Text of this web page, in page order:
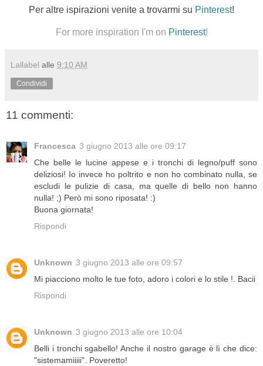
Per altre ispirazioni venite a trovarmi su Pinterest!
For more inspiration I'm on Pinterest!
Lallabel alle 9:10 AM
Condividi
11 commenti:
Francesca 3 giugno 2013 alle ore 09:17
Che belle le lucine appese e i tronchi di legno/puff sono
deliziosi! Io invece ho poltrito e non ho combinato nulla, se
escludi le pulizie di casa, ma quelle di bello non hanno
nulla! ;) Però mi sono riposata! :)
Buona giornata!
Rispondi
Unknown 3 giugno 2013 alle ore 09:57
Mi piacciono molto le tue foto, adoro i colori e lo stile !. Bacii
Rispondi
Unknown 3 giugno 2013 alle ore 10:04
Belli i tronchi sgabello! Anche il nostro garage è lì che dice:
"sistemamiiiii". Poveretto!